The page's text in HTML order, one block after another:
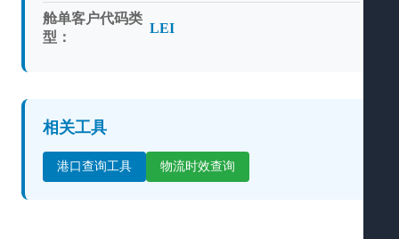
舱单客户代码类
型：
LEI
相关工具
港口查询工具 物流时效查询